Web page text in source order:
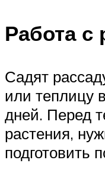
Работа с
Садят
или теплицу
дней. Перед
растения,
подготовить